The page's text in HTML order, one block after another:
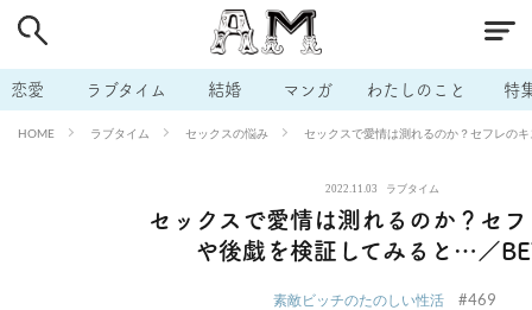
恋愛 ラブタイム 結婚 マンガ わたしのこと 特
HOME ラブタイム セックスの悩み セックスで愛情は測れるのか？セフレの
2022.11.03 ラブタイム
セックスで愛情は測れるのか？セ
や後戯を検証してみると…／
素敵ビッチのたのしい性活 #469
# 男の本音 # セフレ # 不倫
# 出会う方法 # マッチングアプリ # ラブグッズ # 体の相